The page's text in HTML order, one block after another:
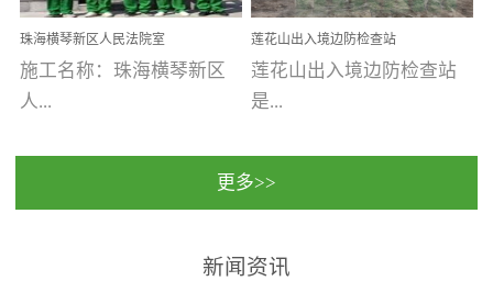
她将越来越枝繁叶茂，终
将会成为一棵参天大树！
优吸环保截止2020年拥有
全国600家网点分支机构。
致酒店是为中高端人士...
州)校区 工程案...
珠海横琴新区人民法院室
内除甲醛空气治理项目
施工名称：珠海横琴新区
人...
民法院室内除甲醛空气治
保施工日期：2020年1月珠
莲花山出入境边防检查站
室内除甲醛空气治理项目
莲花山出入境边防检查站
是...
国家通过设在对外开放口
（及各出入境边防检查
更多>>
新闻资讯